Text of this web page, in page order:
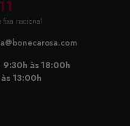
fixa nacional
9:30h às 18:00h
13:00h